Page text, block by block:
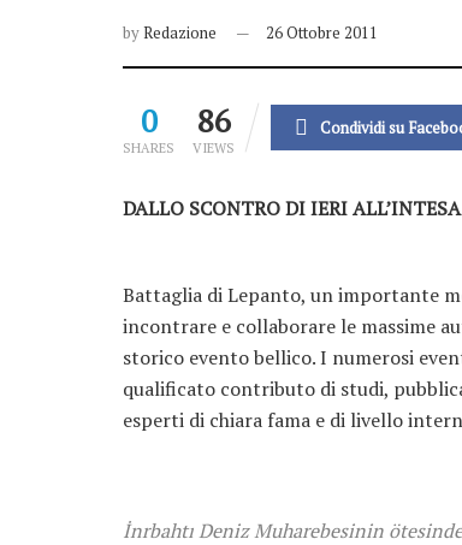
byRedazione 26 Ottobre 2011
0
SHARES
86
VIEWS
Condividi su
DALLO SCONTRO DI IERI
Battaglia di Lepanto, un importante
incontrare e collaborare le massime
storico evento bellico. I numerosi
qualificato contributo di studi,
esperti di chiara fama e di livello
İnrbahtı Deniz Muharebesinin ötesinde